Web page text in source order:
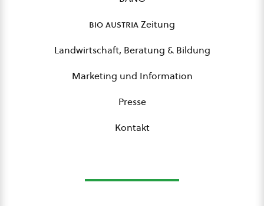
bio austriaZeitung
Landwirtschaft, Beratung & Bildung
Marketing und Information
Presse
Kontakt